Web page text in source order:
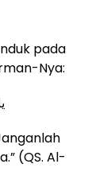
pada
Nya:
(QS. Al-